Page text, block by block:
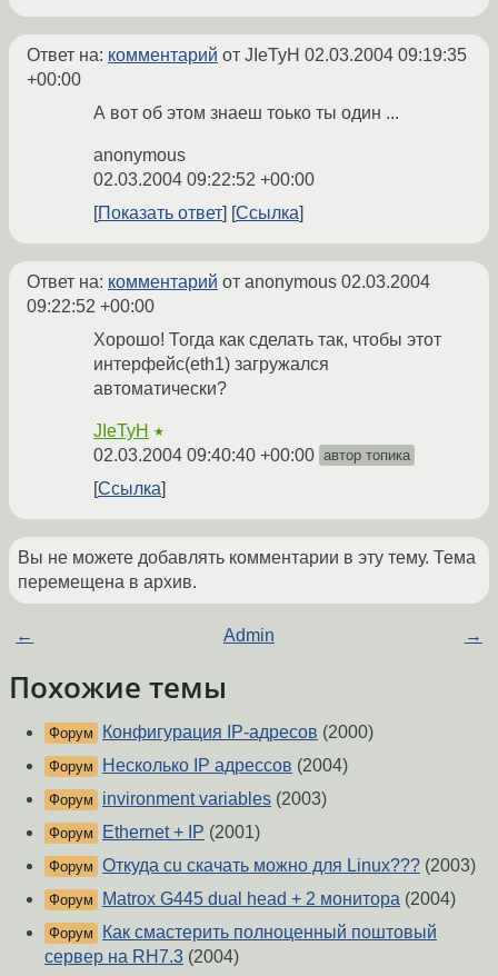
Ответ на: комментарий от JIeTyH 02.03.2004 09:19:35
+00:00
А вот об этом знаеш тоько ты один ...
anonymous
02.03.2004 09:22:52 +00:00
Показать ответ
Ссылка
Ответ на: комментарий от anonymous 02.03.2004
09:22:52 +00:00
Хорошо! Тогда как сделать так, чтобы этот
интерфейс(eth1) загружался
автоматически?
JIeTyH ★
02.03.2004 09:40:40 +00:00 автор топика
Ссылка
Вы не можете добавлять комментарии в эту тему. Тема
перемещена в архив.
← Admin →
Похожие темы
Форум Конфигурация IP-адресов (2000)
Форум Несколько IP адрессов (2004)
Форум invironment variables (2003)
Форум Ethernet + IP (2001)
Форум Откуда cu скачать можно для Linux??? (2003)
Форум Matrox G445 dual head + 2 монитора (2004)
Форум
Как смастерить полноценный поштовый
сервер на RH7.3 (2004)